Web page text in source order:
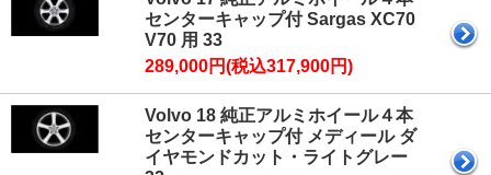
センターキャップ付 Sargas XC70
V70 用 33
289,000円(税込317,900円)
Volvo 18 純正アルミホイール４本
センターキャップ付 メディール ダ
イヤモンドカット・ライトグレー